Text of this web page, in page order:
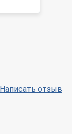
Написать отзыв